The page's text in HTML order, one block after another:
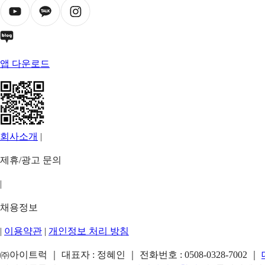
앱 다운로드
회사소개 |
제휴/광고 문의
|
채용정보
| 이용약관 | 개인정보 처리 방침
㈜아이트럭 ｜ 대표자 : 정혜인 ｜ 전화번호 : 0508-0328-7002